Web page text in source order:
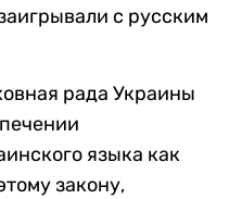
с русским
рада Украины
языка как
закону,